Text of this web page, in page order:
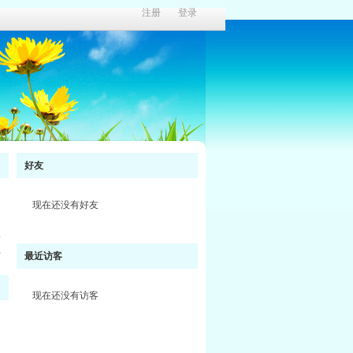
注册 登录
好友
现在还没有好友
最近访客
现在还没有访客